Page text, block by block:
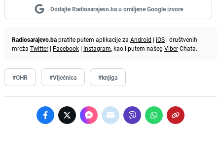
Dodajte Radiosarajevo.ba u omiljene Google izvore
Radiosarajevo.bapratite putem aplikacije za Android | iOS i društvenih
mreža Twitter | Facebook | Instagram, kao i putem našeg ViberChata.
#OHR #Vijećnica #knjiga